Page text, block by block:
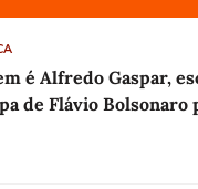
é Alfredo Gaspar,
de Flávio